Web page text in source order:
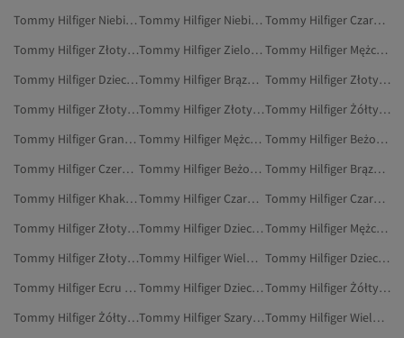
Tommy Hilfiger Niebieski Buty Na Koturnie
Tommy Hilfiger Niebieski Buty Na Płaskim Obcasie
Tommy Hilfiger Czarny Sneakersy
Tommy Hilfiger Złoty Obuwie
Tommy Hilfiger Zielony Buty Sportowe
Tommy Hilfiger Mężczyźni Buty Na Płaskim Obcasie
Tommy Hilfiger Dzieci Sport I Turystyka
Tommy Hilfiger Brązowy Buty Sportowe
Tommy Hilfiger Złoty Marynarki
Tommy Hilfiger Złoty Botki
Tommy Hilfiger Złoty Buty Sportowe
Tommy Hilfiger Żółty Buty Sportowe
Tommy Hilfiger Granatowy Buty Na Płaskim Obcasie
Tommy Hilfiger Mężczyźni Buty Sportowe
Tommy Hilfiger Beżowy Sneakersy
Tommy Hilfiger Czerwony Sneakersy
Tommy Hilfiger Beżowy Botki
Tommy Hilfiger Brązowy Sneakersy
Tommy Hilfiger Khaki Buty Na Co Dzień
Tommy Hilfiger Czarny Spodnie
Tommy Hilfiger Czarny Buty Do Chodzenia
Tommy Hilfiger Złoty Botki I Kozaki
Tommy Hilfiger Dzieci Kamizelki
Tommy Hilfiger Mężczyźni Botki I Kozaki
Tommy Hilfiger Złoty Sneakersy
Tommy Hilfiger Wielokolorowy Sneakersy
Tommy Hilfiger Dzieci Odzież Sportowa
Tommy Hilfiger Ecru Buty Sportowe
Tommy Hilfiger Dzieci Torby I Torebki
Tommy Hilfiger Żółty Sneakersy
Tommy Hilfiger Żółty Marynarki I Kamizelki
Tommy Hilfiger Szary Sneakersy
Tommy Hilfiger Wielokolorowy Botki